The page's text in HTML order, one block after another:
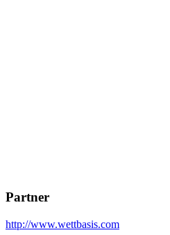
Partner
http://www.wettbasis.com